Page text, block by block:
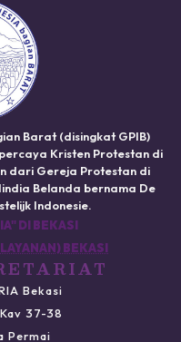
Barat (disingkat GPIB)
Kristen Protestan di
dari Gereja Protestan di
Belanda bernama De
Indonesie.
DI BEKASI
BEKASI
Bekasi
37-38
Permai